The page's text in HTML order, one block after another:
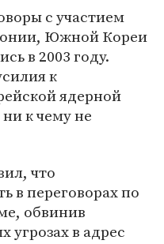
с участием
Южной Кореи
в 2003 году.
к
ядерной
к чему не
что
в переговорах по
обвинив
угрозах в адрес